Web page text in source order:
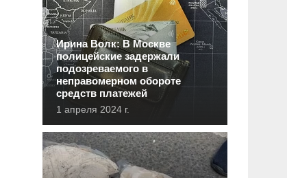
Ирина Волк: В Москве
полицейские задержали
подозреваемого в
неправомерном обороте
средств платежей
1 апреля 2024 г.